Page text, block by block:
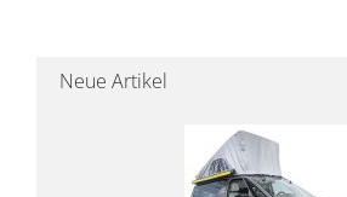
Neue Artikel